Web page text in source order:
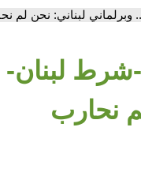
وبرلماني لبناني: نحن لم
لبنان-
نحارب